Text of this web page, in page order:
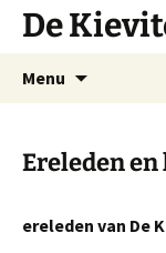
naarDe
Menu
Ereleden
ereleden van De